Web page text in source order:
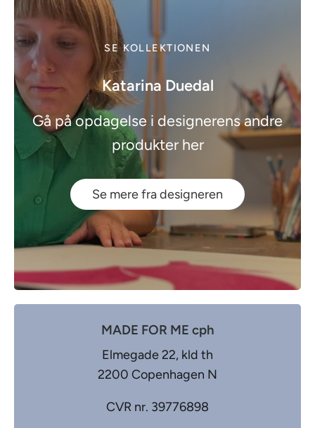
SE KOLLEKTIONEN
Katarina Duedal
Gå på opdagelse i designerens andre
produkter her
Se mere fra designeren
MADE FOR ME cph
Elmegade 22, kld th
2200 Copenhagen N
CVR nr. 39776898